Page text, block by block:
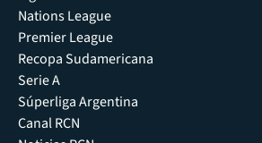
Nations League
Premier League
Recopa Sudamericana
Serie A
Súperliga Argentina
Canal RCN